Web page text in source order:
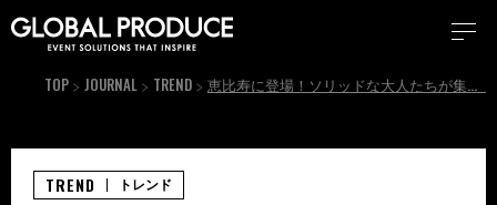
TOP JOURNAL TREND 恵比寿に登場！ソリッドな大人たちが集まるカジノ・カウントダウン
TREND トレンド